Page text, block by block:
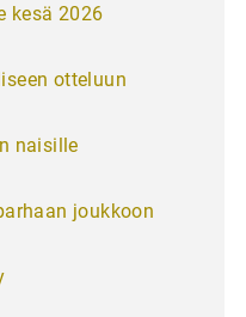
kesä 2026
otteluun
naisille
joukkoon